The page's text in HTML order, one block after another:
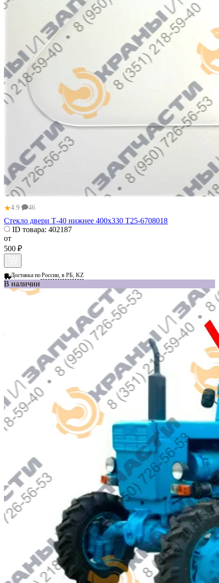
★4.9 46
Стекло двери Т-40 нижнее 400х330 Т25-6708018
ID товара: 402187
от
500 ₽
Доставка поРоссии, в РБ, KZ
В наличии